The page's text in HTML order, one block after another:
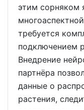
этим сорняком
требуется
подключением
Внедрение
партнёра
данные о
растения,